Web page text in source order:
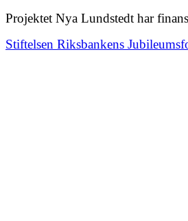
Projektet Nya Lundstedt har
Stiftelsen Riksbankens